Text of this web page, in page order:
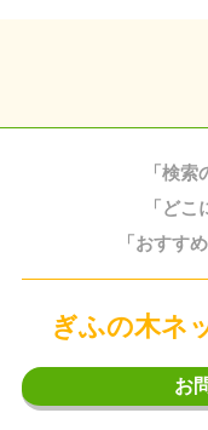
「検
「どこ
「おすす
ぎふの木ネ
お